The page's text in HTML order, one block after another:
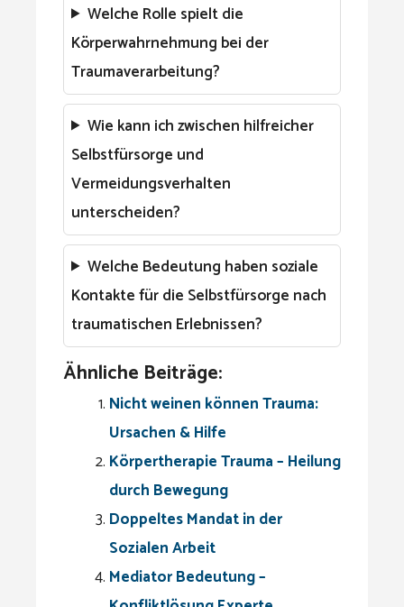
Welche Rolle spielt die
Körperwahrnehmung bei der
Traumaverarbeitung?
Wie kann ich zwischen hilfreicher
Selbstfürsorge und
Vermeidungsverhalten
unterscheiden?
Welche Bedeutung haben soziale
Kontakte für die Selbstfürsorge nach
traumatischen Erlebnissen?
Ähnliche Beiträge:
Nicht weinen können Trauma:
Ursachen & Hilfe
Körpertherapie Trauma – Heilung
durch Bewegung
Doppeltes Mandat in der
Sozialen Arbeit
Mediator Bedeutung –